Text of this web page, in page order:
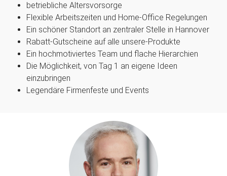
betriebliche Altersvorsorge
Flexible Arbeitszeiten und Home-Office Regelungen
Ein schöner Standort an zentraler Stelle in Hannover
Rabatt-Gutscheine auf alle unsere-Produkte
Ein hochmotiviertes Team und flache Hierarchien
Die Möglichkeit, von Tag 1 an eigene Ideen
einzubringen
Legendäre Firmenfeste und Events